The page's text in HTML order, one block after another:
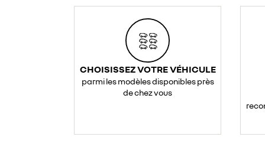
CHOISISSEZ VOTRE VÉHICULE
parmi les modèles disponibles près
de chez vous